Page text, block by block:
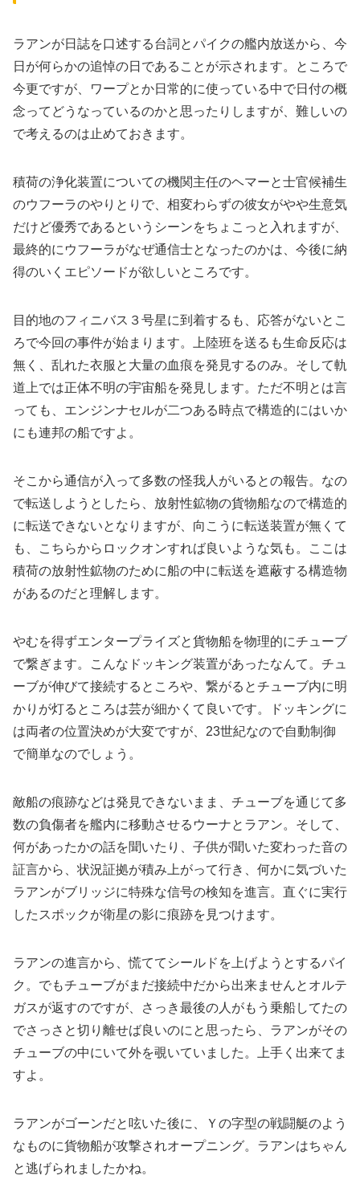
ラアンが日誌を口述する台詞とパイクの艦内放送から、今
日が何らかの追悼の日であることが示されます。ところで
今更ですが、ワープとか日常的に使っている中で日付の概
念ってどうなっているのかと思ったりしますが、難しいの
で考えるのは止めておきます。
積荷の浄化装置についての機関主任のヘマーと士官候補生
のウフーラのやりとりで、相変わらずの彼女がやや生意気
だけど優秀であるというシーンをちょこっと入れますが、
最終的にウフーラがなぜ通信士となったのかは、今後に納
得のいくエピソードが欲しいところです。
目的地のフィニバス３号星に到着するも、応答がないとこ
ろで今回の事件が始まります。上陸班を送るも生命反応は
無く、乱れた衣服と大量の血痕を発見するのみ。そして軌
道上では正体不明の宇宙船を発見します。ただ不明とは言
っても、エンジンナセルが二つある時点で構造的にはいか
にも連邦の船ですよ。
そこから通信が入って多数の怪我人がいるとの報告。なの
で転送しようとしたら、放射性鉱物の貨物船なので構造的
に転送できないとなりますが、向こうに転送装置が無くて
も、こちらからロックオンすれば良いような気も。ここは
積荷の放射性鉱物のために船の中に転送を遮蔽する構造物
があるのだと理解します。
やむを得ずエンタープライズと貨物船を物理的にチューブ
で繋ぎます。こんなドッキング装置があったなんて。チュ
ーブが伸びて接続するところや、繋がるとチューブ内に明
かりが灯るところは芸が細かくて良いです。ドッキングに
は両者の位置決めが大変ですが、23世紀なので自動制御
で簡単なのでしょう。
敵船の痕跡などは発見できないまま、チューブを通じて多
数の負傷者を艦内に移動させるウーナとラアン。そして、
何があったかの話を聞いたり、子供が聞いた変わった音の
証言から、状況証拠が積み上がって行き、何かに気づいた
ラアンがブリッジに特殊な信号の検知を進言。直ぐに実行
したスポックが衛星の影に痕跡を見つけます。
ラアンの進言から、慌ててシールドを上げようとするパイ
ク。でもチューブがまだ接続中だから出来ませんとオルテ
ガスが返すのですが、さっき最後の人がもう乗船してたの
でさっさと切り離せば良いのにと思ったら、ラアンがその
チューブの中にいて外を覗いていました。上手く出来てま
すよ。
ラアンがゴーンだと呟いた後に、Ｙの字型の戦闘艇のよう
なものに貨物船が攻撃されオープニング。ラアンはちゃん
と逃げられましたかね。